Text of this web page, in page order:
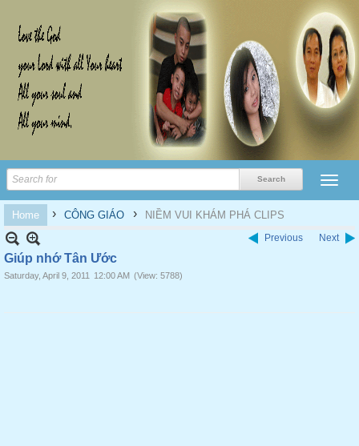
Home › CÔNG GIÁO › NIỀM VUI KHÁM PHÁ CLIPS
Previous Next
Giúp nhớ Tân Ước
Saturday, April 9, 2011 12:00 AM (View: 5788)